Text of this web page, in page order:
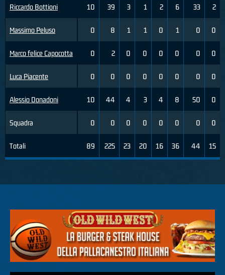
Riccardo Bottioni
Massimo Peluso
Marco felice Capocotta
Luca Piacente
Alessio Donadoni
Squadra
Totali
10 39 3 1 2 6 33 2
0 8 1 1 0 1 0 0
0 2 0 0 0 0 0 0
0 0 0 0 0 0 0 0
10 44 4 3 4 8 50 0
0 0 0 0 0 0 0 0
89 225 23 20 16 36 44 15